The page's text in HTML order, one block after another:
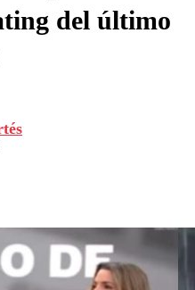
del último